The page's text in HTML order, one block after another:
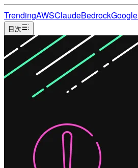
TrendingAWSClaudeBedrock
目次